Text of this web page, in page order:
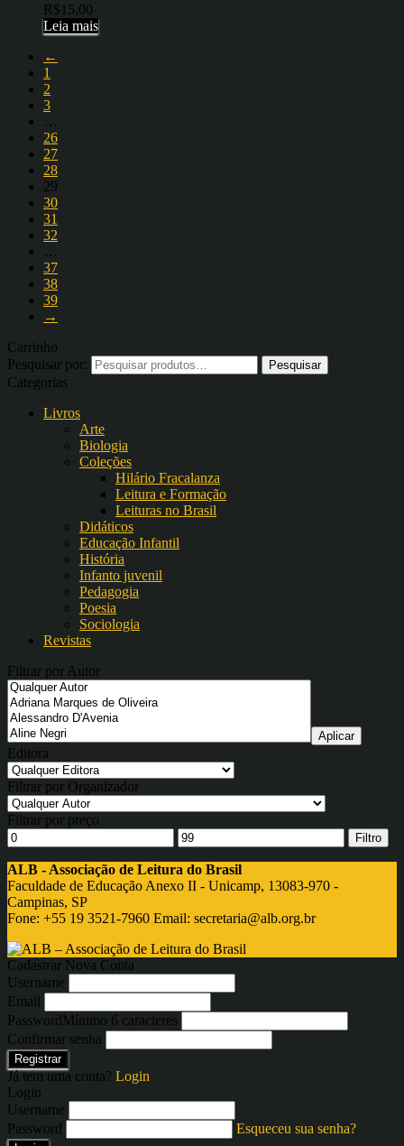
R$ 15,00
Leia mais
←
1
2
3
…
26
27
28
29
30
31
32
…
37
38
39
→
Carrinho
Pesquisar por:
Categorias
Livros
Arte
Biologia
Coleções
Hilário Fracalanza
Leitura e Formação
Leituras no Brasil
Didáticos
Educação Infantil
História
Infanto juvenil
Pedagogia
Poesia
Sociologia
Revistas
Filtrar por Autor
Editora
Filtrar por Organizador
Filtrar por preço
Filtro
ALB - Associação de Leitura do Brasil
Faculdade de Educação Anexo II - Unicamp, 13083-970 -
Campinas, SP
Fone: +55 19 3521-7960 Email: secretaria@alb.org.br
Cadastrar Nova Conta
Username
Email
PasswordMínimo 6 caracteres
Confirmar senha
Registrar
Já tem uma conta? Login
Login
Username
Password
Esqueceu sua senha?